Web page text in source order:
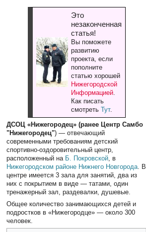
Это
незаконченная
статья!
Вы поможете
развитию
проекта, если
пополните
статью хорошей
Нижегородской
Информацией.
Как писать
смотреть Тут.
ДСОЦ «Нижегородец» (ранее Центр Самбо
"Нижегородец") — отвечающий
современными требованиям детский
спортивно-оздоровительный центр,
расположенный на Б. Покровской, в
Нижегородском районе Нижнего Новгорода. В
центре имеется 3 зала для занятий, два из
них с покрытием в виде — татами, один
тренажерный зал, раздевалки, душевые.
Общее количество занимающихся детей и
подростков в «Нижегородце» — около 300
человек.